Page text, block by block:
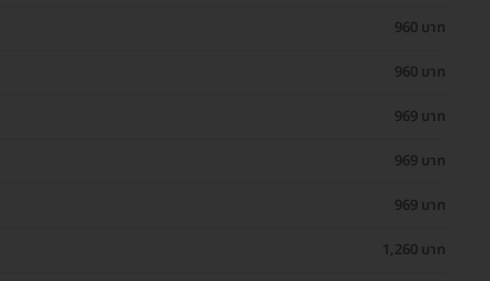
960 บาท
960 บาท
969 บาท
969 บาท
969 บาท
1,260 บาท